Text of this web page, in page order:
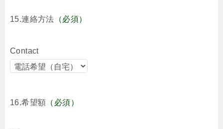
15.連絡方法 （必須）
Contact
16.希望額 （必須）